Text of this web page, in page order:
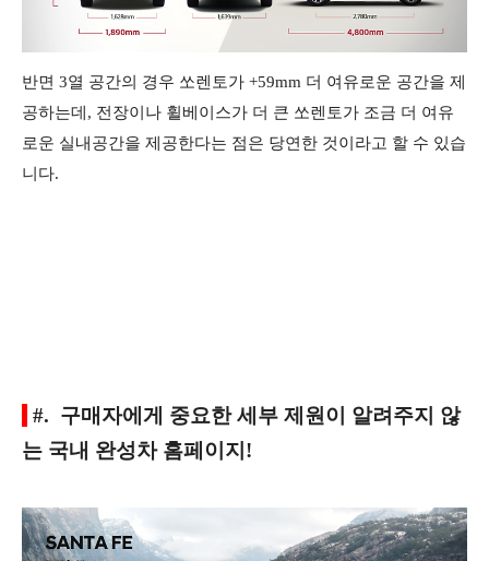
반면 3열 공간의 경우 쏘렌토가 +59mm 더 여유로운 공간을 제
공하는데, 전장이나 휠베이스가 더 큰 쏘렌토가 조금 더 여유
로운 실내공간을 제공한다는 점은 당연한 것이라고 할 수 있습
니다.
#. 구매자에게 중요한 세부 제원이 알려주지 않
는 국내 완성차 홈페이지!